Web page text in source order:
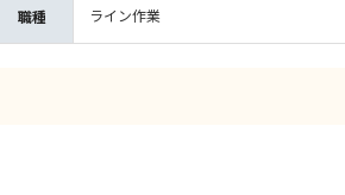
職種 ライン作業